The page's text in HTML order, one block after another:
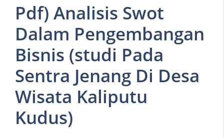
Pdf) Analisis Swot
Dalam Pengembangan
Bisnis (studi Pada
Sentra Jenang Di Desa
Wisata Kaliputu
Kudus)